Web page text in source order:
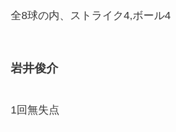
全8球の内、ストライク4,ボール4
岩井俊介
1回無失点